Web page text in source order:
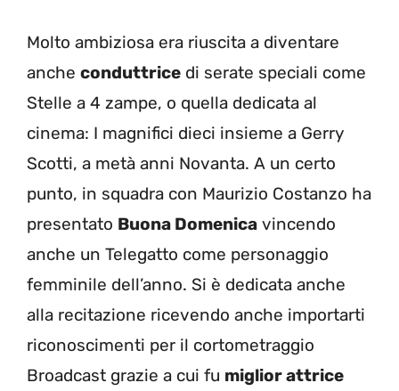
Molto ambiziosa era riuscita a diventare
anche conduttrice di serate speciali come
Stelle a 4 zampe, o quella dedicata al
cinema: I magnifici dieci insieme a Gerry
Scotti, a metà anni Novanta. A un certo
punto, in squadra con Maurizio Costanzo ha
presentato Buona Domenica vincendo
anche un Telegatto come personaggio
femminile dell’anno. Si è dedicata anche
alla recitazione ricevendo anche importarti
riconoscimenti per il cortometraggio
Broadcast grazie a cui fu miglior attrice